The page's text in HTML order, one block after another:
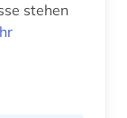
stehen